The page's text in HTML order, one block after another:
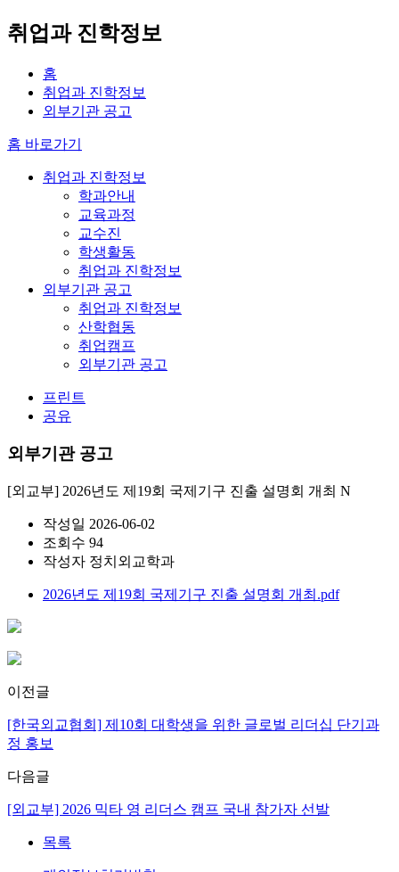
취업과 진학정보
홈
취업과 진학정보
외부기관 공고
홈 바로가기
취업과 진학정보
학과안내
교육과정
교수진
학생활동
취업과 진학정보
외부기관 공고
취업과 진학정보
산학협동
취업캠프
외부기관 공고
프린트
공유
외부기관 공고
[외교부] 2026년도 제19회 국제기구 진출 설명회 개최 N
작성일 2026-06-02
조회수 94
작성자 정치외교학과
2026년도 제19회 국제기구 진출 설명회 개최.pdf
이전글
[한국외교협회] 제10회 대학생을 위한 글로벌 리더십 단기과
정 홍보
다음글
[외교부] 2026 믹타 영 리더스 캠프 국내 참가자 선발
목록